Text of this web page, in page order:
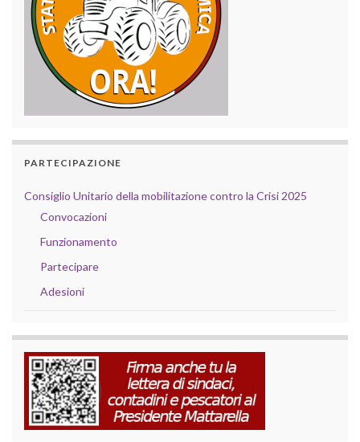
PARTECIPAZIONE
Consiglio Unitario della mobilitazione contro la Crisi 2025
Convocazioni
Funzionamento
Partecipare
Adesioni